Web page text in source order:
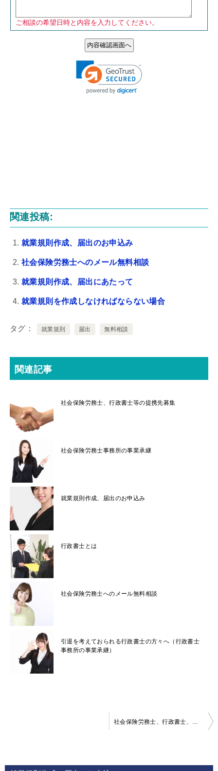
関連投稿:
就業規則作成、届出のお申込み
社会保険労務士へのメール無料相談
就業規則作成、届出にあたって
就業規則を作成しなければならない場合
タグ 就業規則 届出 無料相談
関連記事
社会保険労務士、行政書士等の提携先募集
社会保険労務士事務所の事業承継
就業規則作成、届出のお申込み
行政書士とは
社会保険労務士へのメール無料相談
引退を考えておられる行政書士の方々へ（行政書士
事務所の事業承継）
ビ